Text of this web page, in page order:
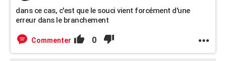
dans ce cas, c'est que le souci vient forcément d'une
erreur dans le branchement
Commenter 0